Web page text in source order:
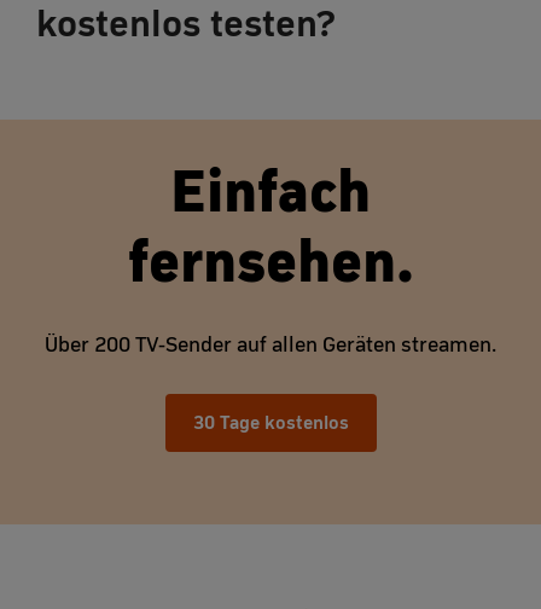
kostenlos testen?
Einfach
fernsehen.
Über 200 TV-Sender auf allen Geräten streamen.
30 Tage kostenlos